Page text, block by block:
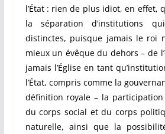
l’État : rien de plus idiot, en effet,
la séparation d’institutions
distinctes, puisque jamais le roi
mieux un évêque du dehors – de
jamais l’Église en tant
l’État, compris comme la
définition royale – la participation
du corps social et du corps
naturelle, ainsi que la